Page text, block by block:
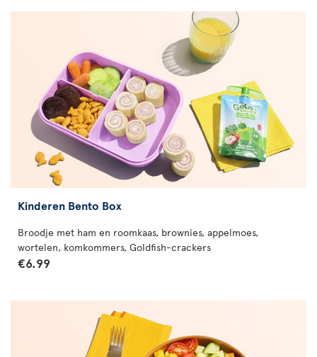
Kinderen Bento Box
Broodje met ham en roomkaas, brownies, appelmoes,
wortelen, komkommers, Goldfish-crackers
€6.99